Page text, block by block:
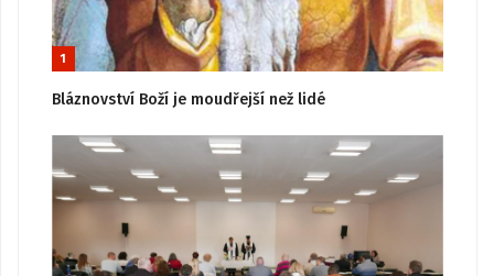
1
Bláznovství Boží je moudřejší než lidé